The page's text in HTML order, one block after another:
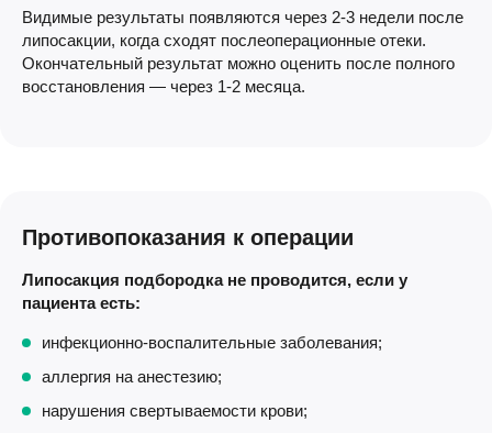
Видимые результаты появляются через 2-3 недели после
липосакции, когда сходят послеоперационные отеки.
Окончательный результат можно оценить после полного
восстановления — через 1-2 месяца.
Противопоказания к операции
Липосакция подбородка не проводится, если у
пациента есть:
инфекционно-воспалительные заболевания;
аллергия на анестезию;
нарушения свертываемости крови;